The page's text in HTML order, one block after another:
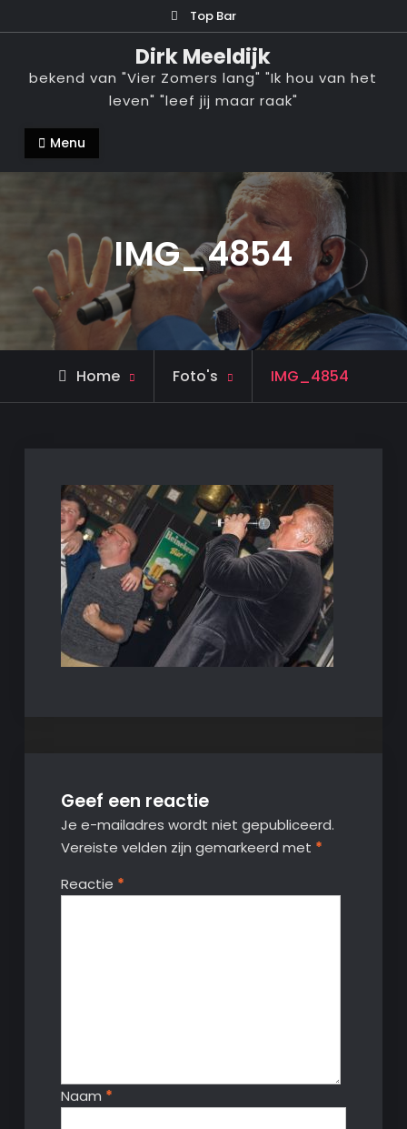
naar
inhoud
Top Bar
Dirk Meeldijk
bekend van "Vier Zomers lang" "Ik hou van het
leven" "leef jij maar raak"
Menu
IMG_4854
Home Foto's IMG_4854
Geef een reactie
Je e-mailadres wordt niet gepubliceerd.
Vereiste velden zijn gemarkeerd met *
Reactie *
Naam *